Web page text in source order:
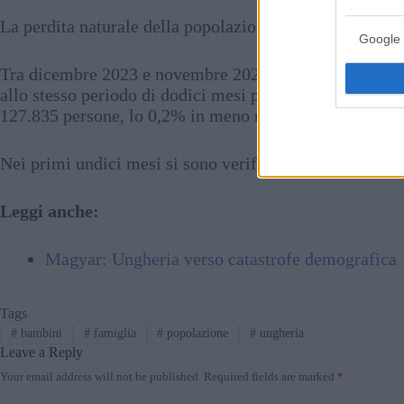
Google
La perdita naturale della popolazione è stata di 4.071
Tra dicembre 2023 e novembre 2024 sono nati
allo stesso periodo di dodici mesi prima.
127.835 persone, lo 0,2% in meno rispetto all’anno
Nei primi undici mesi si sono verificati 8,1 nati vivi e
Leggi anche:
Magyar: Ungheria verso catastrofe demografica
Tags
#bambini #famiglia # popolazione # ungheria
Leave a Reply
Your email address will not be published. Required fields are marked *